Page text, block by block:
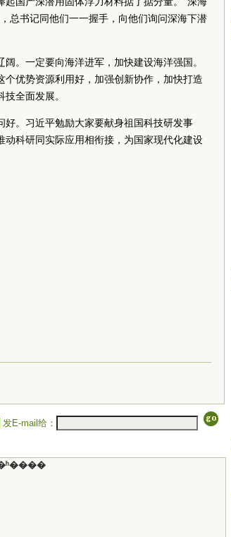
总书记同他们一一握手，向他们询问深海下潜
。一定要向海洋进军，加快建设海洋强国。
优势资源利用好，加强创新协作，加快打造
全面发展。
。习近平勉励大家要献身祖国科技研发事
科研同实际应用相衔接，为国家现代化建设
发E-mail给：